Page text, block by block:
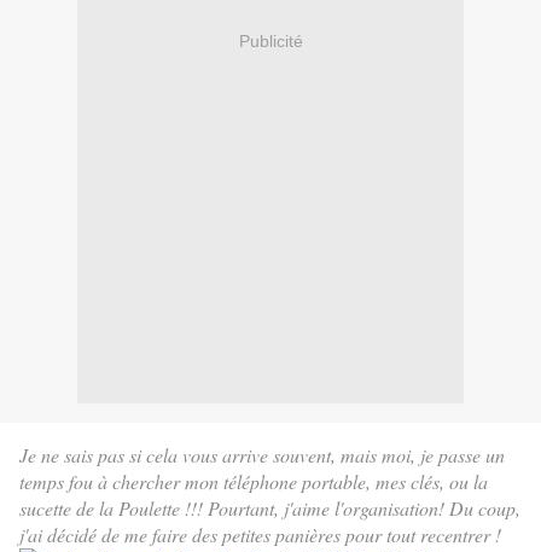
Publicité
Je ne sais pas si cela vous arrive souvent, mais moi, je passe un
temps fou à chercher mon téléphone portable, mes clés, ou la
sucette de la Poulette !!! Pourtant, j'aime l'organisation! Du coup,
j'ai décidé de me faire des petites panières pour tout recentrer !